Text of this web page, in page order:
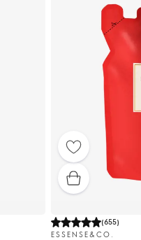
(655)
ESSENSE&CO.